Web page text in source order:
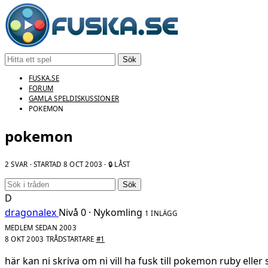
Sök
FUSKA.SE
FORUM
GAMLA SPELDISKUSSIONER
POKEMON
pokemon
2 SVAR · STARTAD 8 OCT 2003 · 🔒 LÅST
Sök
D
dragonalex Nivå 0 · Nykomling 1 INLÄGG
MEDLEM SEDAN 2003
8 OKT 2003 TRÅDSTARTARE #1
här kan ni skriva om ni vill ha fusk till pokemon ruby eller